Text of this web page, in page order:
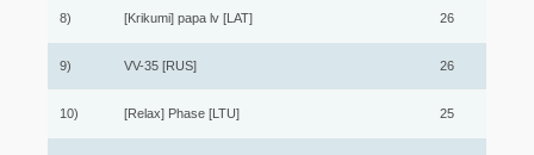
8) [Krikumi] papa lv [LAT] 26
9) VV-35 [RUS] 26
10) [Relax] Phase [LTU] 25